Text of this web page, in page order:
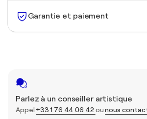
Garantie et paiement
Parlez à un conseiller artistique
Appel +33 1 76 44 06 42 ounous